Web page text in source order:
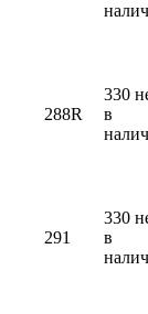
288R
330
в
291
330
в